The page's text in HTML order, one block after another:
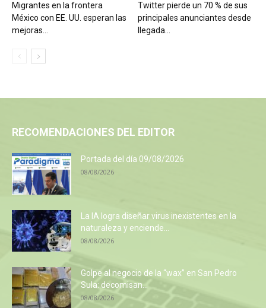
Migrantes en la frontera
México con EE. UU. esperan las
mejoras...
Twitter pierde un 70 % de sus
principales anunciantes desde
llegada...
RECOMENDACIONES DEL EDITOR
Portada del día 09/08/2026
08/08/2026
La IA logra diseñar virus inexistentes en la
naturaleza y enciende...
08/08/2026
Golpe al negocio de la “wax” en San Pedro
Sula: decomisan...
08/08/2026